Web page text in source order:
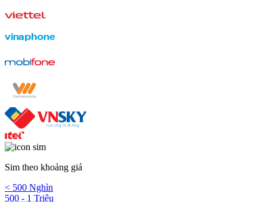
Sim theo khoảng giá
< 500 Nghìn
500 - 1 Triệu